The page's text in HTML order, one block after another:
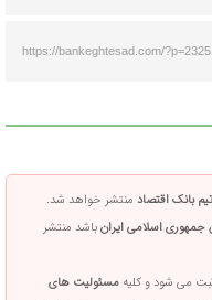
https://bankeghtesad.com/
بانک اقتصادمنتشر خواهد شد.
جمهوری اسلامی ایرانباشد منتشر
می شود و کلیهمسئولیت های